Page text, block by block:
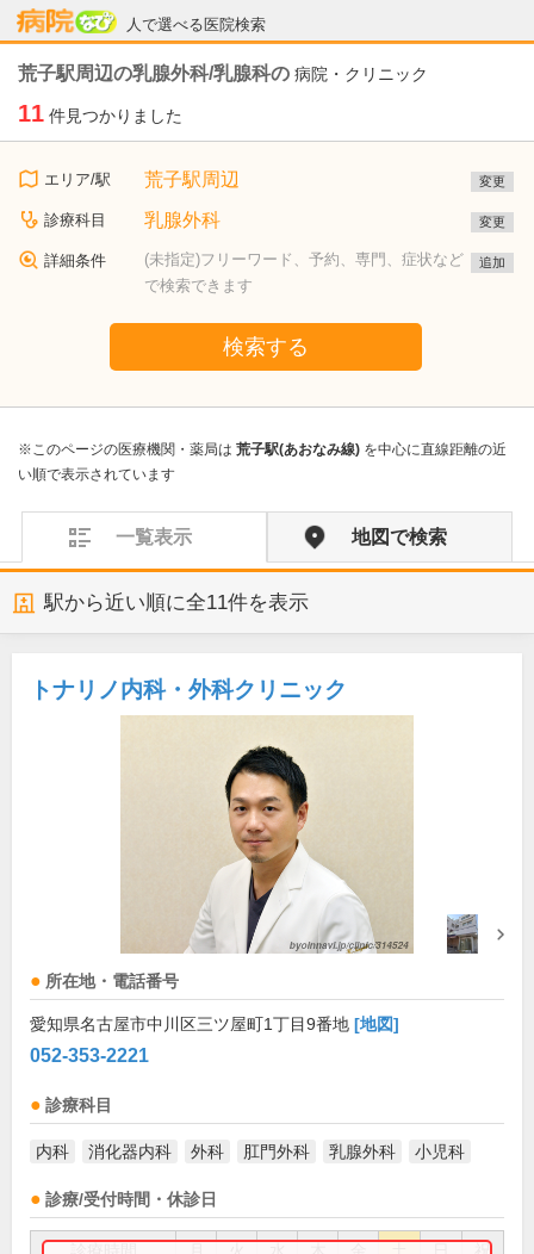
人で選べる医院検索
病院なび
荒子駅周辺の乳腺外科/乳腺科の 病院・クリニック
11 件見つかりました
エリア/駅 荒子駅周辺 変更
診療科目 乳腺外科 変更
詳細条件
(未指定)フリーワード、予約、専門、症状など
で検索できます
追加
検索する
※このページの医療機関・薬局は 荒子駅(あおなみ線) を中心に直線距離の近
い順で表示されています
一覧表示 地図で検索
駅から近い順に全11件を表示
トナリノ内科・外科クリニック
所在地・電話番号
愛知県名古屋市中川区三ツ屋町1丁目9番地 [地図]
052-353-2221
診療科目
内科 消化器内科 外科 肛門外科 乳腺外科 小児科
診療/受付時間・休診日